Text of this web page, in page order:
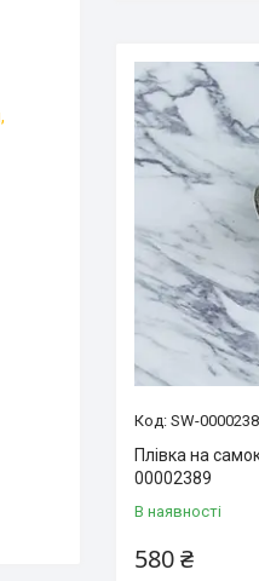
SW-
Плівка на
00002389
В наявності
580 ₴